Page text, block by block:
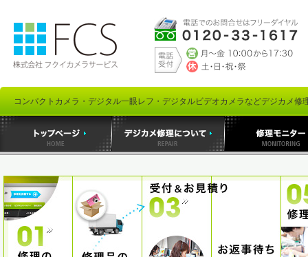
コンパクトカメラ・デジタル一眼レフ・デジタルビデオカメラなどデジカメ修